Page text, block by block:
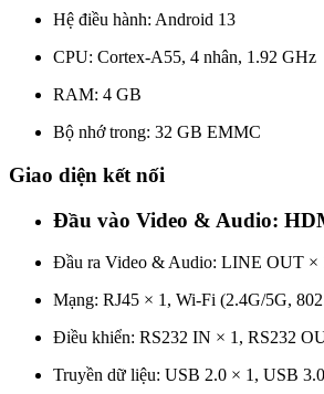
Hệ điều hành: Android 13
CPU: Cortex-A55, 4 nhân, 1.92 GHz
RAM: 4 GB
Bộ nhớ trong: 32 GB EMMC
Giao diện kết nối
Đầu vào Video & Audio:
Đầu ra Video & Audio: LINE OUT ×
Mạng: RJ45 × 1, Wi-Fi (2.4G/5G,
Điều khiển: RS232 IN × 1, RS232
Truyền dữ liệu: USB 2.0 × 1, USB